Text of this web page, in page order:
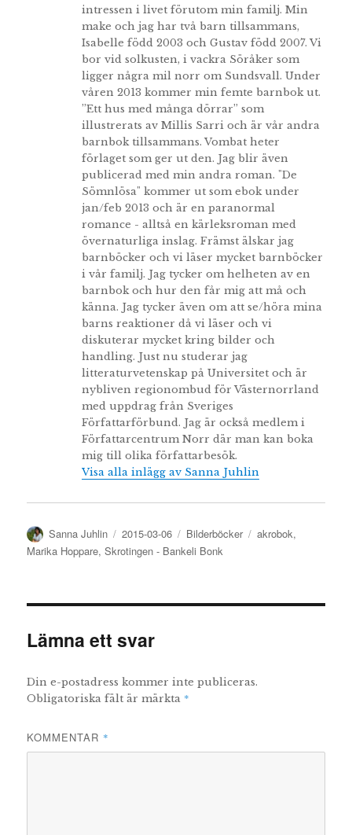
intressen i livet förutom min familj. Min
make och jag har två barn tillsammans,
Isabelle född 2003 och Gustav född 2007. Vi
bor vid solkusten, i vackra Söråker som
ligger några mil norr om Sundsvall. Under
våren 2013 kommer min femte barnbok ut.
”Ett hus med många dörrar” som
illustrerats av Millis Sarri och är vår andra
barnbok tillsammans. Vombat heter
förlaget som ger ut den. Jag blir även
publicerad med min andra roman. "De
Sömnlösa" kommer ut som ebok under
jan/feb 2013 och är en paranormal
romance - alltså en kärleksroman med
övernaturliga inslag. Främst älskar jag
barnböcker och vi läser mycket barnböcker
i vår familj. Jag tycker om helheten av en
barnbok och hur den får mig att må och
känna. Jag tycker även om att se/höra mina
barns reaktioner då vi läser och vi
diskuterar mycket kring bilder och
handling. Just nu studerar jag
litteraturvetenskap på Universitet och är
nybliven regionombud för Västernorrland
med uppdrag från Sveriges
Författarförbund. Jag är också medlem i
Författarcentrum Norr där man kan boka
mig till olika författarbesök.
Visa alla inlägg av Sanna Juhlin
Författare
Sanna Juhlin
Publicerat
den
2015-03-06 Kategorier
Bilderböcker Etiketter
akrobok,
Marika Hoppare,Skrotingen - Bankeli Bonk
Lämna ett svar
Din e-postadress kommer inte publiceras.
Obligatoriska fält är märkta *
KOMMENTAR *